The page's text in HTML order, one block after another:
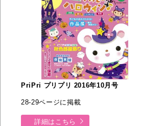
PriPri プリプリ 2016年10月号
28-29ページに掲載
詳細はこちら